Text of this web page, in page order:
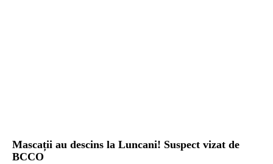
Mascații au descins la Luncani! Suspect vizat de
BCCO